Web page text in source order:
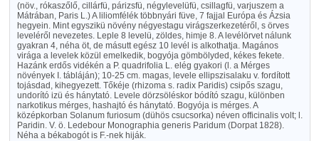
(növ., rókaszőlő, cillárfü, párizsfü, négylevelüfü, csillagfü, varjuszem a
Mátrában, Paris L.) A liliomfélék többnyári füve, 7 fajjal Európa és Ázsia
hegyein. Mint egyszikü növény négyestagu virágszerkezetéről, s örves
leveléről nevezetes. Leple 8 levelü, zöldes, himje 8. A levélörvet nálunk
gyakran 4, néha öt, de másutt egész 10 levél is alkothatja. Magános
virága a levelek közül emelkedik, bogyója gömbölyded, kékes fekete.
Hazánk erdős vidékén a P. quadrifolia L. elég gyakori (l. a Mérges
növények I. tábláján); 10-25 cm. magas, levele ellipszisalaku v. fordított
tojásdad, kihegyezett. Tőkéje (rhizoma s. radix Paridis) csipős szagu,
undorító izü és hánytató. Levele dörzsöléskor bódító szagu, különben
narkotikus mérges, hashajtó és hánytató. Bogyója is mérges. A
középkorban Solanum furiosum (dühös csucsorka) néven officinalis volt; l.
Paridin. V. ö. Ledebour Monographia generis Paridum (Dorpat 1828).
Néha a békabogót is F.-nek hiják.